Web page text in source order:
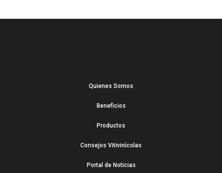
Quienes Somos
Beneficios
Productos
Consejos Vitivinícolas
Portal de Noticias